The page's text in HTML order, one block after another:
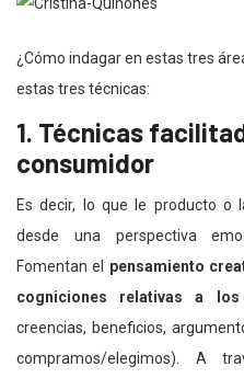
¿Cómo indagar en estas tres
estas tres técnicas:
1. Técnicas
consumidor
Es decir, lo que le producto o
desde una perspectiva
Fomentan el pensamiento
cogniciones relativas a los
creencias, beneficios,
compramos/elegimos). A